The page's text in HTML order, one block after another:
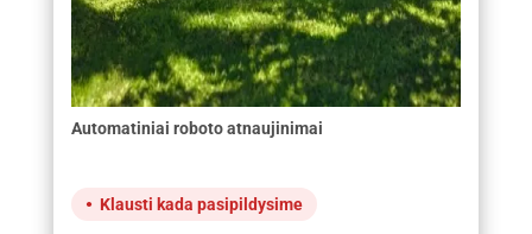
Automatiniai roboto atnaujinimai
Klausti kada pasipildysime